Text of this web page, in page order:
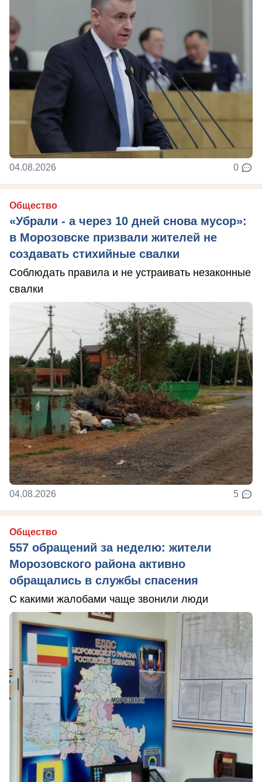
04.08.2026 0
Общество
«Убрали - а через 10 дней снова мусор»:
в Морозовске призвали жителей не
создавать стихийные свалки
Соблюдать правила и не устраивать незаконные
свалки
04.08.2026 5
Общество
557 обращений за неделю: жители
Морозовского района активно
обращались в службы спасения
С какими жалобами чаще звонили люди